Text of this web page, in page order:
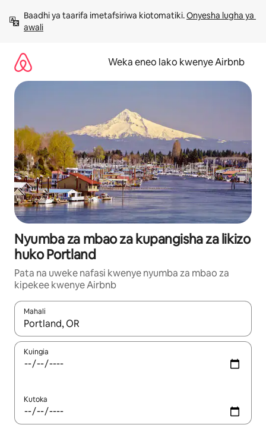
kwenda
kwenye
Baadhi ya taarifa imetafsiriwa kiotomatiki. Onyesha lugha ya
awali
Weka eneo lako kwenye Airbnb
Nyumba za mbao za kupangisha za likizo
huko Portland
Pata na uweke nafasi kwenye nyumba za mbao za
kipekee kwenye Airbnb
Mahali
Wakati matokeo yanapatikana, vinjari kwa kutumia vitufe vya
Kuingia
Kutoka